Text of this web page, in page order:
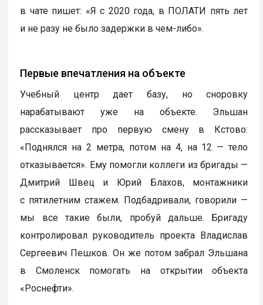
в чате пишет: «Я с 2020 года, в ПОЛАТИ пять лет
и не разу не было задержки в чем-либо».
Первые впечатления на объекте
Учебный центр дает базу, но сноровку
нарабатывают уже на объекте. Эльшан
рассказывает про первую смену в Кстово:
«Поднялся на 2 метра, потом на 4, на 12 — тело
отказывается». Ему помогли коллеги из бригады —
Дмитрий Швец и Юрий Блахов, монтажники
с пятилетним стажем. Подбадривали, говорили —
мы все такие были, пробуй дальше. Бригаду
контролировал руководитель проекта Владислав
Сергеевич Пешков. Он же потом забрал Эльшана
в Смоленск помогать на открытии объекта
«Роснефти».